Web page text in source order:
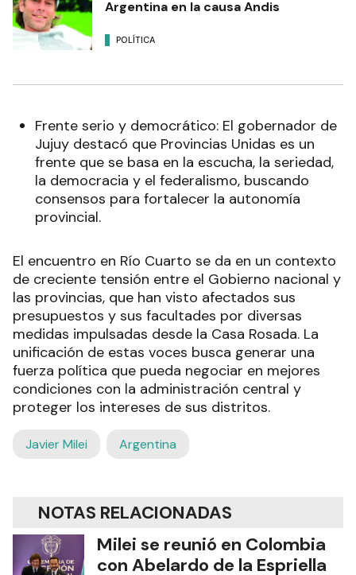
Argentina en la causa Andis
POLÍTICA
Frente serio y democrático: El gobernador de
Jujuy destacó que Provincias Unidas es un
frente que se basa en la escucha, la seriedad,
la democracia y el federalismo, buscando
consensos para fortalecer la autonomía
provincial.
El encuentro en Río Cuarto se da en un contexto
de creciente tensión entre el Gobierno nacional y
las provincias, que han visto afectados sus
presupuestos y sus facultades por diversas
medidas impulsadas desde la Casa Rosada. La
unificación de estas voces busca generar una
fuerza política que pueda negociar en mejores
condiciones con la administración central y
proteger los intereses de sus distritos.
Javier Milei Argentina
NOTAS RELACIONADAS
Milei se reunió en Colombia
con Abelardo de la Espriella